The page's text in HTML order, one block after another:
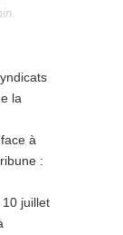
.
la
à
:
juillet